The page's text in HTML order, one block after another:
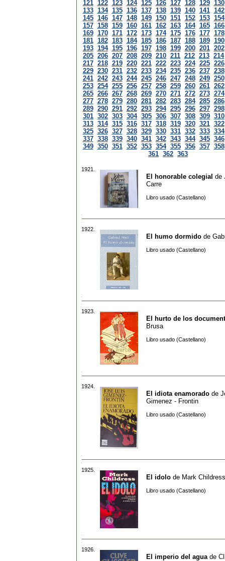
121 122 123 124 125 126 127 128 129 130
133 134 135 136 137 138 139 140 141 142
145 146 147 148 149 150 151 152 153 154
157 158 159 160 161 162 163 164 165 166
169 170 171 172 173 174 175 176 177 178
181 182 183 184 185 186 187 188 189 190
193 194 195 196 197 198 199 200 201 202
205 206 207 208 209 210 211 212 213 214
217 218 219 220 221 222 223 224 225 226
229 230 231 232 233 234 235 236 237 238
241 242 243 244 245 246 247 248 249 250
253 254 255 256 257 258 259 260 261 262
265 266 267 268 269 270 271 272 273 274
277 278 279 280 281 282 283 284 285 286
289 290 291 292 293 294 295 296 297 298
301 302 303 304 305 306 307 308 309 310
313 314 315 316 317 318 319 320 321 322
325 326 327 328 329 330 331 332 333 334
337 338 339 340 341 342 343 344 345 346
349 350 351 352 353 354 355 356 357 358
361 362 363
1921.
El honorable colegial de
Carre
Libro usado (Castellano)
1922.
El humo dormido de
Libro usado (Castellano)
1923.
El hurto de los
Brusa
Libro usado (Castellano)
1924.
El idiota enamorado de
Gimenez - Frontin
Libro usado (Castellano)
1925.
El idolo de Mark Childress
Libro usado (Castellano)
1926.
El imperio del agua de